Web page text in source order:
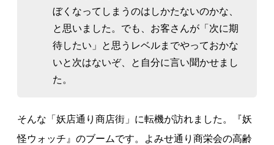
ぼくなってしまうのはしかたないのかな、
と思いました。でも、お客さんが「次に期
待したい」と思うレベルまでやっておかな
いと次はないぞ、と自分に言い聞かせまし
た。
そんな「妖店通り商店街」に転機が訪れました。『妖
怪ウォッチ』のブームです。よみせ通り商栄会の高齢